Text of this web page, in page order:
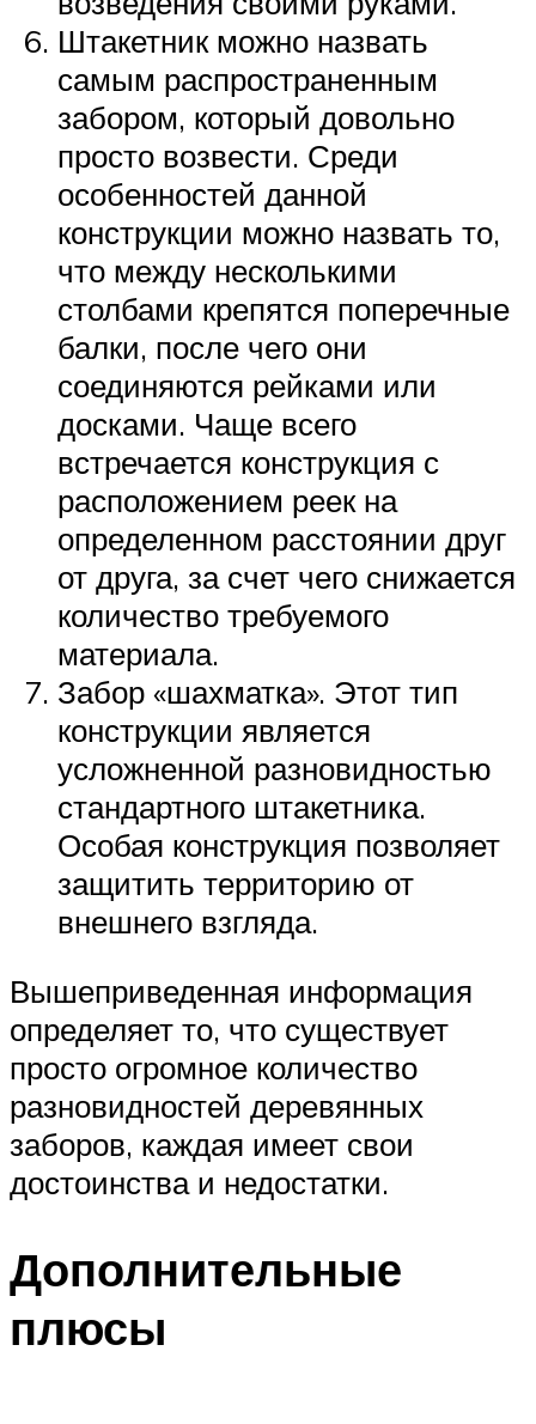
Штакетник можно назвать
самым распространенным
забором, который довольно
просто возвести. Среди
особенностей данной
конструкции можно назвать то,
что между несколькими
столбами крепятся поперечные
балки, после чего они
соединяются рейками или
досками. Чаще всего
встречается конструкция с
расположением реек на
определенном расстоянии друг
от друга, за счет чего снижается
количество требуемого
материала.
Забор «шахматка». Этот тип
конструкции является
усложненной разновидностью
стандартного штакетника.
Особая конструкция позволяет
защитить территорию от
внешнего взгляда.
Вышеприведенная информация
определяет то, что существует
просто огромное количество
разновидностей деревянных
заборов, каждая имеет свои
достоинства и недостатки.
Дополнительные
плюсы